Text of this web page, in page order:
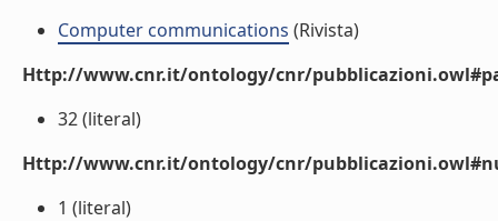
Computer communications (Rivista)
Http://www.cnr.it/ontology/cnr/
32 (literal)
Http://www.cnr.it/ontology/cnr/
1 (literal)